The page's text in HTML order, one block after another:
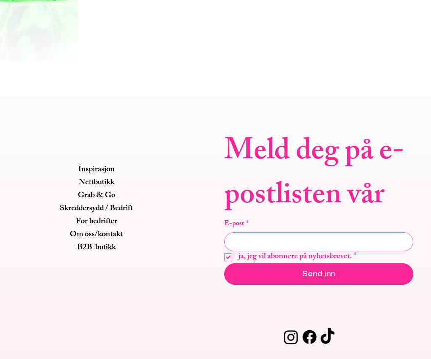
Meld deg på e-
postlisten vår
E-post*
ja, jeg vil abonnere på nyhetsbrevet.*
Send inn
Inspirasjon
Nettbutikk
Grab & Go
Skreddersydd / Bedrift
For bedrifter
Om oss/kontakt
B2B-butikk